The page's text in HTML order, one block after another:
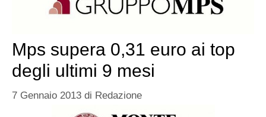
Mps supera 0,31 euro ai top
degli ultimi 9 mesi
7 Gennaio 2013 di Redazione